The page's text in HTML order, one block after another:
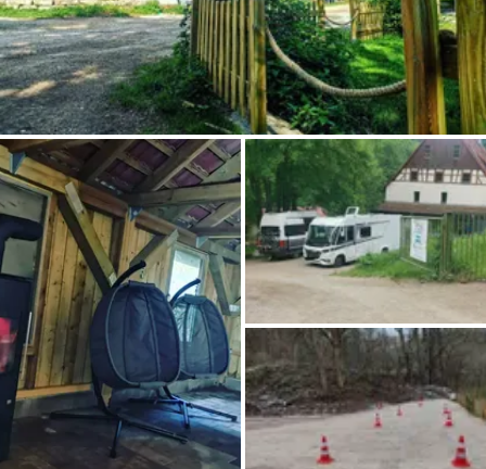
Conviértete en anfitrión
Parcelas
Alojamientos
Rutas
Pregunta Howdy
Inspiración fotográfica
Consejos e inspiración
Historias
Cupones